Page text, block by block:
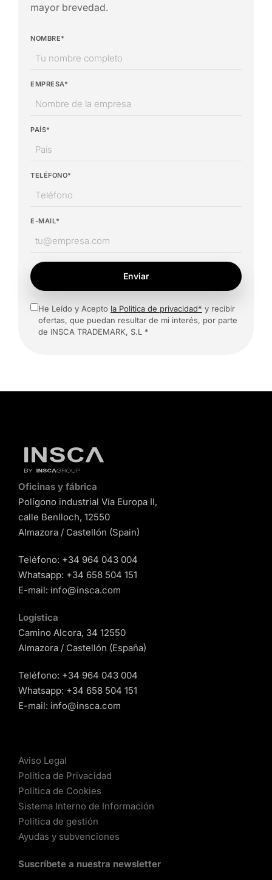
mayor brevedad.
NOMBRE*
EMPRESA*
PAÍS*
TELÉFONO*
E-MAIL*
Enviar
He Leído y Acepto la Politica de privacidad* y recibir
ofertas, que puedan resultar de mi interés, por parte
de INSCA TRADEMARK, S.L *
Oficinas y fábrica
Polígono industrial Vía Europa II,
calle Benlloch, 12550
Almazora / Castellón (Spain)
Teléfono: +34 964 043 004
Whatsapp: +34 658 504 151
E-mail: info@insca.com
Logística
Camino Alcora, 34 12550
Almazora / Castellón (España)
Teléfono: +34 964 043 004
Whatsapp: +34 658 504 151
E-mail: info@insca.com
Aviso Legal
Política de Privacidad
Política de Cookies
Sistema Interno de Información
Política de gestión
Ayudas y subvenciones
Suscríbete a nuestra newsletter